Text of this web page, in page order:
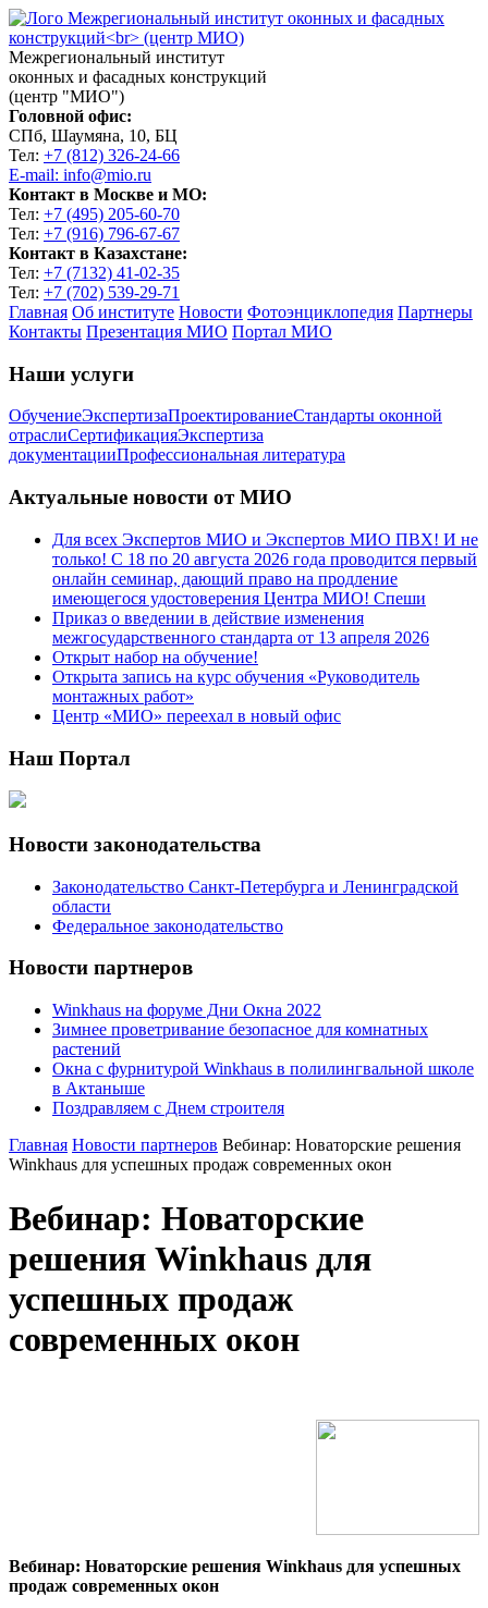
Межрегиональный институт
оконных и фасадных конструкций
(центр "МИО")
Головной офис:
СПб, Шаумяна, 10, БЦ
Тел: +7 (812) 326-24-66
E-mail: info@mio.ru
Контакт в Москве и МО:
Тел: +7 (495) 205-60-70
Тел: +7 (916) 796-67-67
Контакт в Казахстане:
Тел: +7 (7132) 41-02-35
Тел: +7 (702) 539-29-71
Главная Об институте Новости Фотоэнциклопедия Партнеры
Контакты Презентация МИО Портал МИО
Наши услуги
ОбучениеЭкспертизаПроектированиеСтандарты оконной
отраслиСертификацияЭкспертиза
документацииПрофессиональная литература
Актуальные новости от МИО
Для всех Экспертов МИО и Экспертов МИО ПВХ! И не
только! С 18 по 20 августа 2026 года проводится первый
онлайн семинар, дающий право на продление
имеющегося удостоверения Центра МИО! Спеши
Приказ о введении в действие изменения
межгосударственного стандарта от 13 апреля 2026
Открыт набор на обучение!
Открыта запись на курс обучения «Руководитель
монтажных работ»
Центр «МИО» переехал в новый офис
Наш Портал
Новости законодательства
Законодательство Санкт-Петербурга и Ленинградской
области
Федеральное законодательство
Новости партнеров
Winkhaus на форуме Дни Окна 2022
Зимнее проветривание безопасное для комнатных
растений
Окна с фурнитурой Winkhaus в полилингвальной школе
в Актаныше
Поздравляем с Днем строителя
Главная Новости партнеров Вебинар: Новаторские решения
Winkhaus для успешных продаж современных окон
Вебинар: Новаторские
решения Winkhaus для
успешных продаж
современных окон
Вебинар: Новаторские решения Winkhaus для успешных
продаж современных окон